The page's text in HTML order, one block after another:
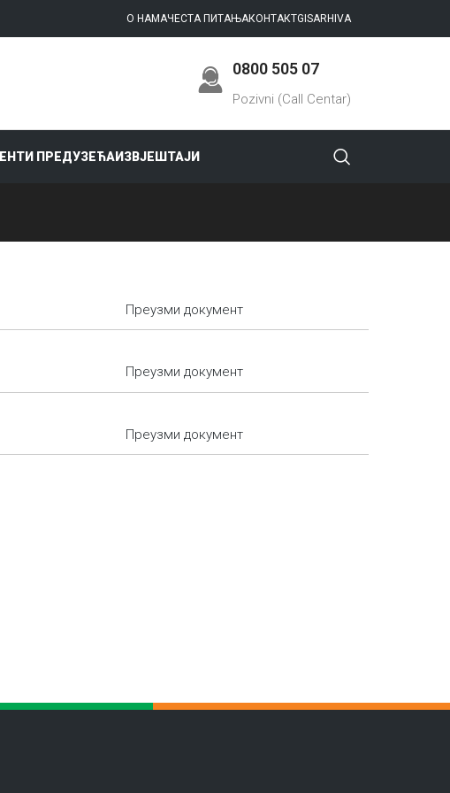
О НАМАЧЕСТА ПИТАЊАКОНТАКТGISARHIVA
0800 505 07
Pozivni (Call Centar)
ПРЕДУЗЕЋАИЗВЈЕШТАЈИ
Преузми документ
Преузми документ
Преузми документ